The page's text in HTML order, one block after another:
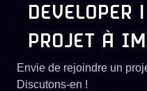
DEVELOPER
PROJET À
Envie de rejoindre un
Discutons-en !